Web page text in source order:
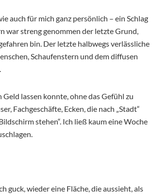
auch für mich ganz persönlich – ein Schlag
war streng genommen der letzte Grund,
bin. Der letzte halbwegs verlässliche
Schaufenstern und dem diffusen
lassen konnte, ohne das Gefühl zu
Fachgeschäfte, Ecken, die nach „Stadt“
stehen“. Ich ließ kaum eine Woche
guck, wieder eine Fläche, die aussieht, als